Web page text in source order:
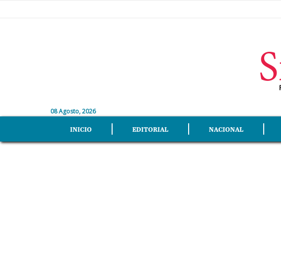
08 Agosto, 2026
INICIO EDITORIAL NACIONAL